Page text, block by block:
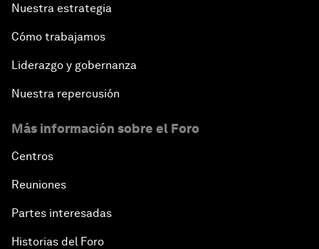
Nuestra estrategia
Cómo trabajamos
Liderazgo y gobernanza
Nuestra repercusión
Más información sobre el Foro
Centros
Reuniones
Partes interesadas
Historias del Foro